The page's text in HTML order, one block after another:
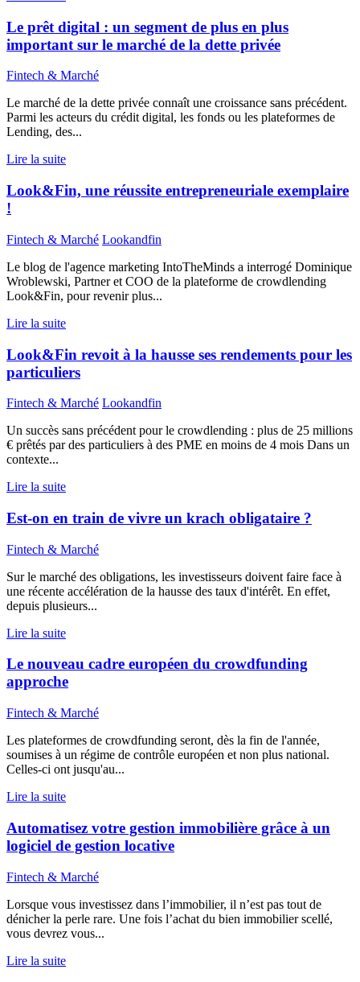
Le prêt digital : un segment de plus en plus
important sur le marché de la dette privée
Fintech & Marché
Le marché de la dette privée connaît une croissance sans précédent.
Parmi les acteurs du crédit digital, les fonds ou les plateformes de
Lending, des...
Lire la suite
Look&Fin, une réussite entrepreneuriale exemplaire
!
Fintech & Marché Lookandfin
Le blog de l'agence marketing IntoTheMinds a interrogé Dominique
Wroblewski, Partner et COO de la plateforme de crowdlending
Look&Fin, pour revenir plus...
Lire la suite
Look&Fin revoit à la hausse ses rendements pour les
particuliers
Fintech & Marché Lookandfin
Un succès sans précédent pour le crowdlending : plus de 25 millions
€ prêtés par des particuliers à des PME en moins de 4 mois Dans un
contexte...
Lire la suite
Est-on en train de vivre un krach obligataire ?
Fintech & Marché
Sur le marché des obligations, les investisseurs doivent faire face à
une récente accélération de la hausse des taux d'intérêt. En effet,
depuis plusieurs...
Lire la suite
Le nouveau cadre européen du crowdfunding
approche
Fintech & Marché
Les plateformes de crowdfunding seront, dès la fin de l'année,
soumises à un régime de contrôle européen et non plus national.
Celles-ci ont jusqu'au...
Lire la suite
Automatisez votre gestion immobilière grâce à un
logiciel de gestion locative
Fintech & Marché
Lorsque vous investissez dans l’immobilier, il n’est pas tout de
dénicher la perle rare. Une fois l’achat du bien immobilier scellé,
vous devrez vous...
Lire la suite